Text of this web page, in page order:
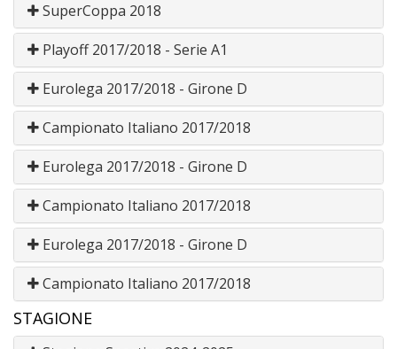
SuperCoppa 2018
Playoff 2017/2018 - Serie A1
Eurolega 2017/2018 - Girone D
Campionato Italiano 2017/2018
Eurolega 2017/2018 - Girone D
Campionato Italiano 2017/2018
Eurolega 2017/2018 - Girone D
Campionato Italiano 2017/2018
STAGIONE